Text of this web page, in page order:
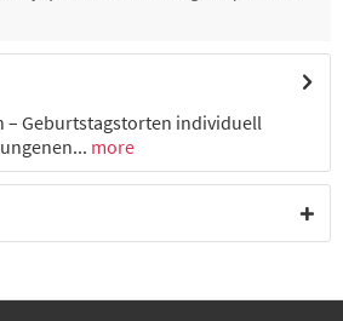
– Geburtstagstorten individuell
more